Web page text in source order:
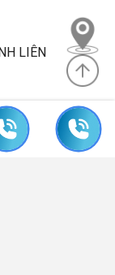
LIÊN
728
cấp